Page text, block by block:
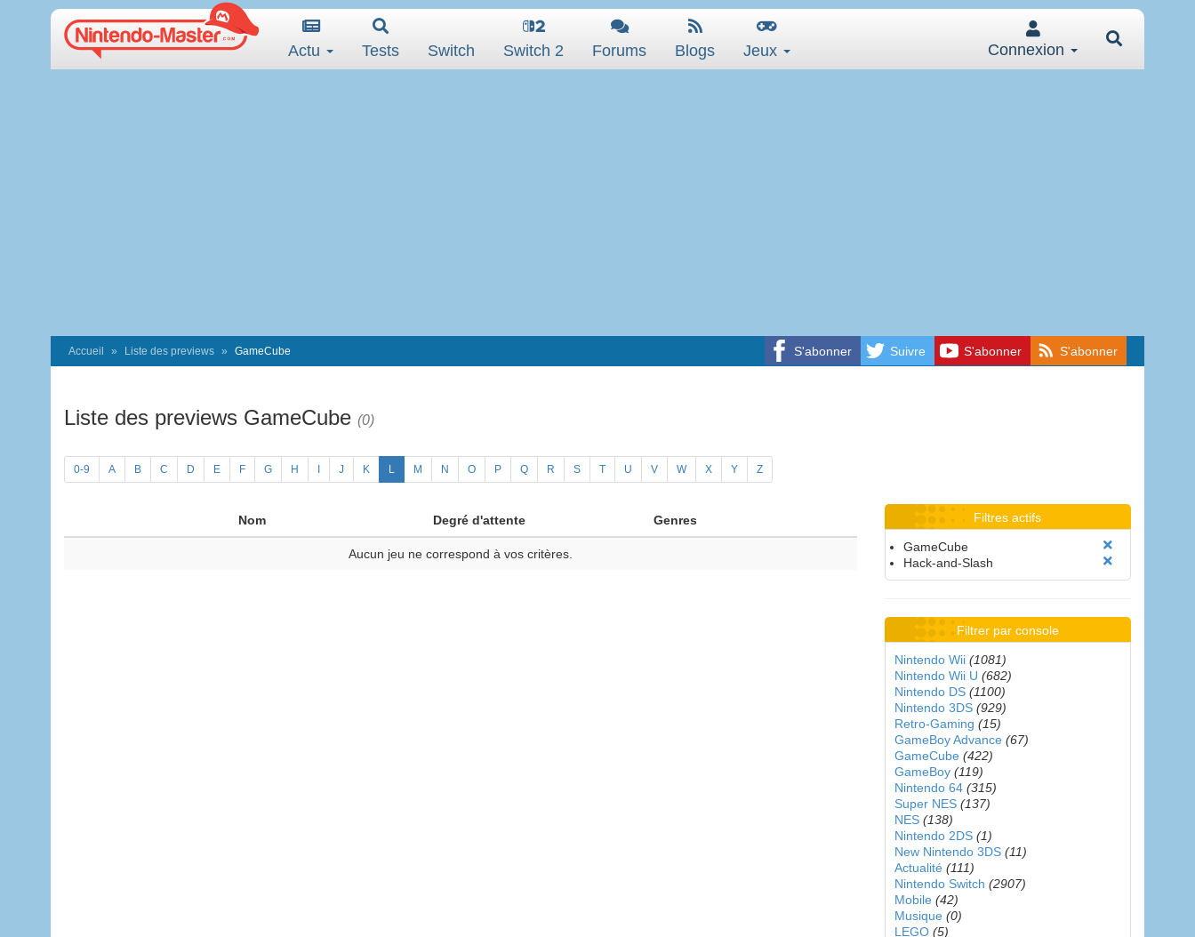
Actu Tests Switch Switch 2 Forums Blogs Jeux Connexion
S'abonner Suivre S'abonner S'abonner
Accueil Liste des previews GameCube
Liste des previews GameCube (0)
0-9 A B C D E F G H J K L M N O P Q R S T U V W X Y Z
Nom Degré d'attente Genres
Aucun jeu ne correspond à vos critères.
Filtres actifs
GameCube
Hack-and-Slash
Filtrer par console
Nintendo Wii (1081)
Nintendo Wii U (682)
Nintendo DS (1100)
Nintendo 3DS (929)
Retro-Gaming (15)
GameBoy Advance (67)
GameCube (422)
GameBoy (119)
Nintendo 64 (315)
Super NES (137)
NES (138)
Nintendo 2DS (1)
New Nintendo 3DS (11)
Actualité (111)
Nintendo Switch (2907)
Mobile (42)
Musique (0)
LEGO (5)